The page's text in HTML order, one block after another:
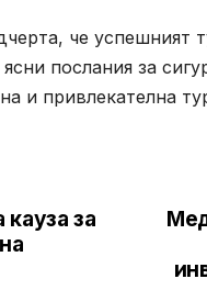
че успешният
послания за
и привлекателна
за